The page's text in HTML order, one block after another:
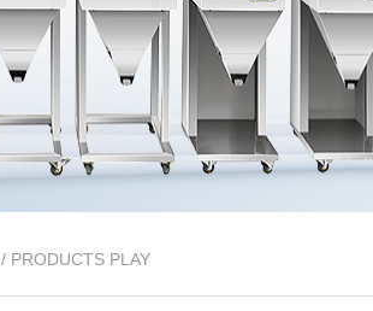
/ PRODUCTS PLAY